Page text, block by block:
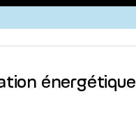
énergétique